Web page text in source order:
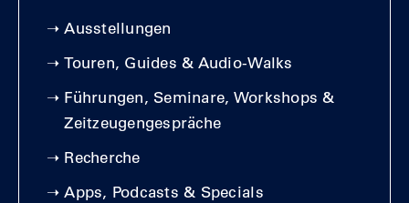
➝ Ausstellungen
➝ Touren, Guides & Audio-Walks
➝ Führungen, Seminare, Workshops &
Zeitzeugengespräche
➝ Recherche
➝ Apps, Podcasts & Specials